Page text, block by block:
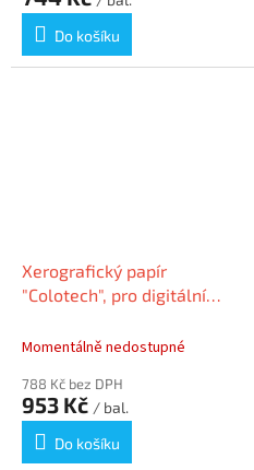
Do košíku
Xerografický papír
"Colotech", pro digitální
Momentálně nedostupné
788 Kč bez DPH
953 Kč / bal.
Do košíku